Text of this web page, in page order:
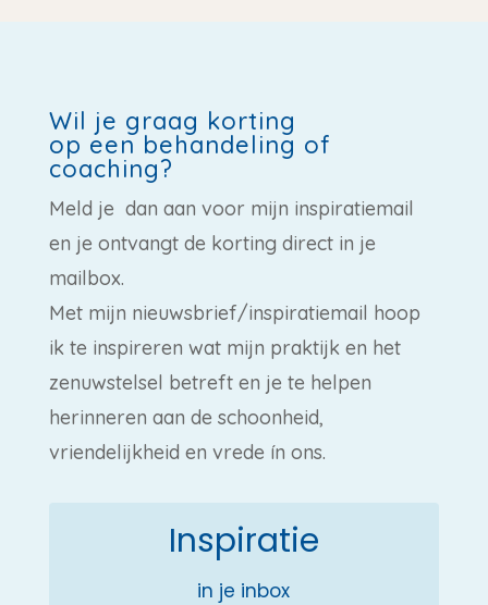
Wil je graag korting
op een behandeling of
coaching?
Meld je dan aan voor mijn inspiratiemail
en je ontvangt de korting direct in je
mailbox.
Met mijn nieuwsbrief/inspiratiemail hoop
ik te inspireren wat mijn praktijk en het
zenuwstelsel betreft en je te helpen
herinneren aan de schoonheid,
vriendelijkheid en vrede ín ons.
Inspiratie
in je inbox